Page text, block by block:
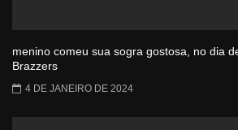
menino comeu sua sogra gostosa, no dia
Brazzers
4 DE JANEIRO DE 2024